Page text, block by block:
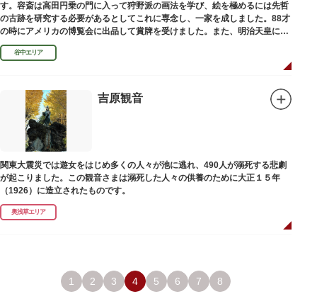
す。容斎は高田円乗の門に入って狩野派の画法を学び、絵を極めるには先哲
の古跡を研究する必要があるとしてこれに専念し、一家を成しました。88才
の時にアメリカの博覧会に出品して賞牌を受けました。また、明治天皇に
「日本画史」の称を賜りました。
谷中エリア
吉原観音
関東大震災では遊女をはじめ多くの人々が池に逃れ、490人が溺死する悲劇
が起こりました。この観音さまは溺死した人々の供養のために大正１５年
（1926）に造立されたものです。
奥浅草エリア
1 2 3 4 5 6 7 8